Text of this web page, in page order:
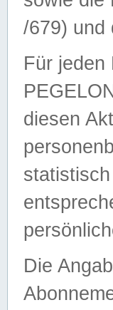
/679) und
Für jeden
diesen
Die